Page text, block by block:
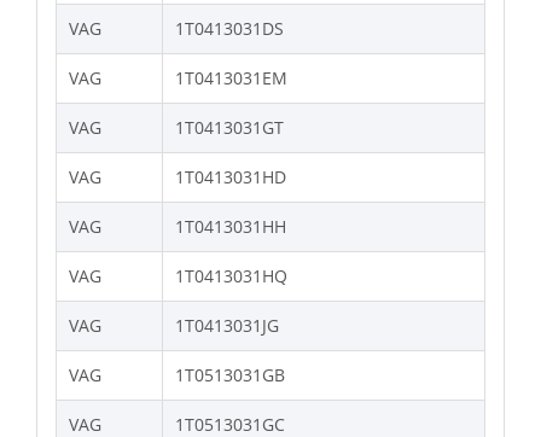
VAG 1T0413031DS
VAG 1T0413031EM
VAG 1T0413031GT
VAG 1T0413031HD
VAG 1T0413031HH
VAG 1T0413031HQ
VAG 1T0413031JG
VAG 1T0513031GB
VAG 1T0513031GC